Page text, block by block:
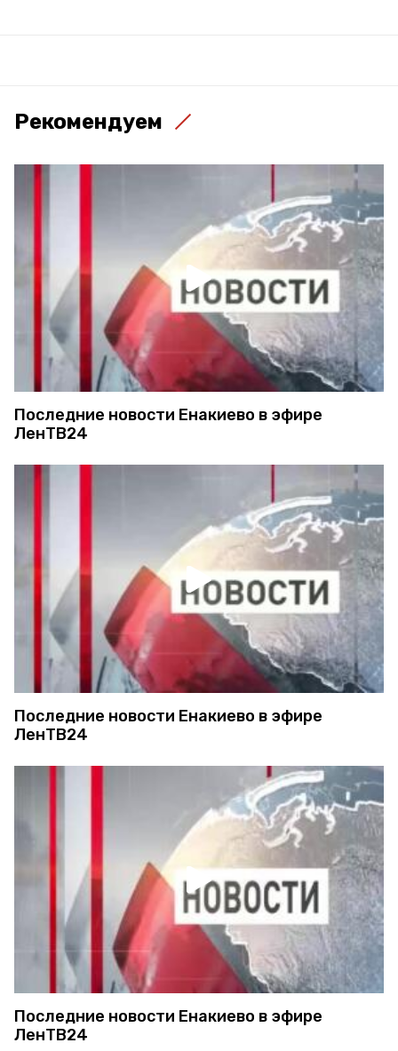
Рекомендуем
Последние новости Енакиево в эфире
ЛенТВ24
Последние новости Енакиево в эфире
ЛенТВ24
Последние новости Енакиево в эфире
ЛенТВ24